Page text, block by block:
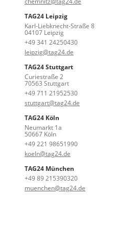
TAG24 Leipzig
Karl-Liebknecht-Straße 8
04107 Leipzig
+49 341 24250430
leipzig@tag24.de
TAG24 Stuttgart
Curiestraße 2
70563 Stuttgart
+49 711 21952530
stuttgart@tag24.de
TAG24 Köln
Neumarkt 1a
50667 Köln
+49 221 98651990
koeln@tag24.de
TAG24 München
+49 89 215390320
muenchen@tag24.de